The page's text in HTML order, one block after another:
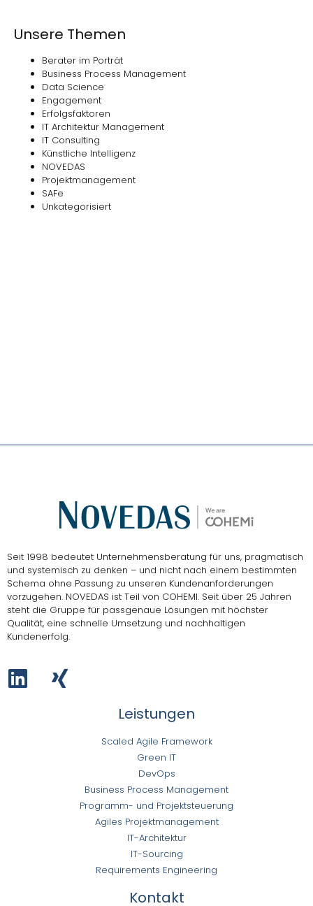
Unsere Themen
Berater im Porträt
Business Process Management
Data Science
Engagement
Erfolgsfaktoren
IT Architektur Management
IT Consulting
Künstliche Intelligenz
NOVEDAS
Projektmanagement
SAFe
Unkategorisiert
Seit 1998 bedeutet Unternehmensberatung für uns, pragmatisch
und systemisch zu denken – und nicht nach einem bestimmten
Schema ohne Passung zu unseren Kundenanforderungen
vorzugehen. NOVEDAS ist Teil von COHEMI. Seit über 25 Jahren
steht die Gruppe für passgenaue Lösungen mit höchster
Qualität, eine schnelle Umsetzung und nachhaltigen
Kundenerfolg.
Leistungen
Scaled Agile Framework
Green IT
DevOps
Business Process Management
Programm- und Projektsteuerung
Agiles Projektmanagement
IT-Architektur
IT-Sourcing
Requirements Engineering
Kontakt